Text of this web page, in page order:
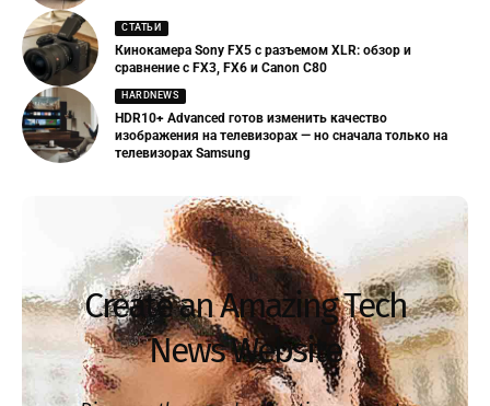
СТАТЬИ
Кинокамера Sony FX5 с разъемом XLR: обзор и
сравнение с FX3, FX6 и Canon C80
HARDNEWS
HDR10+ Advanced готов изменить качество
изображения на телевизорах — но сначала только на
телевизорах Samsung
Create an Amazing Tech
News Website